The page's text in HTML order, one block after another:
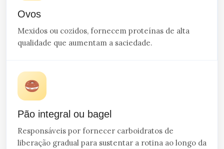
Ovos
Mexidos ou cozidos, fornecem proteínas de alta
qualidade que aumentam a saciedade.
Pão integral ou bagel
Responsáveis por fornecer carboidratos de
liberação gradual para sustentar a rotina ao longo da